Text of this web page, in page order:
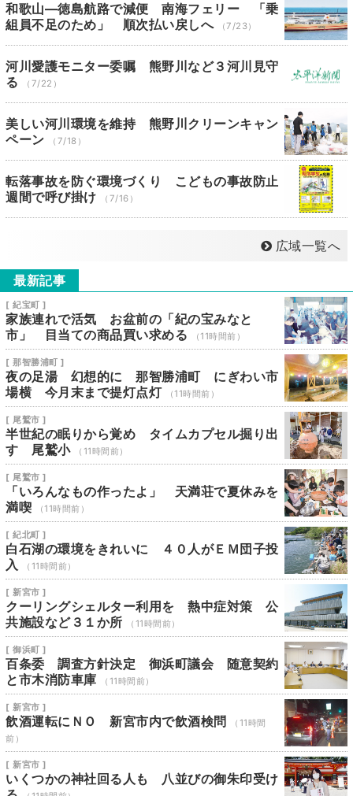
和歌山―徳島航路で減便 南海フェリー 「乗
組員不足のため」 順次払い戻しへ
（7/23）
河川愛護モニター委嘱 熊野川など３河川見守
る
（7/22）
美しい河川環境を維持 熊野川クリーンキャン
ペーン
（7/18）
転落事故を防ぐ環境づくり こどもの事故防止
週間で呼び掛け
（7/16）
広域一覧へ
最新記事
[ 紀宝町 ]
家族連れで活気 お盆前の「紀の宝みなと
市」 目当ての商品買い求める
（11時間前）
[ 那智勝浦町 ]
夜の足湯 幻想的に 那智勝浦町 にぎわい市
場横 今月末まで提灯点灯
（11時間前）
[ 尾鷲市 ]
半世紀の眠りから覚め タイムカプセル掘り出
す 尾鷲小
（11時間前）
[ 尾鷲市 ]
「いろんなもの作ったよ」 天満荘で夏休みを
満喫
（11時間前）
[ 紀北町 ]
白石湖の環境をきれいに ４０人がＥＭ団子投
入
（11時間前）
[ 新宮市 ]
クーリングシェルター利用を 熱中症対策 公
共施設など３１か所
（11時間前）
[ 御浜町 ]
百条委 調査方針決定 御浜町議会 随意契約
と市木消防車庫
（11時間前）
[ 新宮市 ]
飲酒運転にＮＯ 新宮市内で飲酒検問
（11時間
前）
[ 新宮市 ]
いくつかの神社回る人も 八並びの御朱印受け